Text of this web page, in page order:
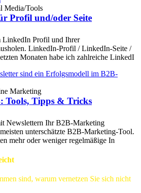
Media/Tools
Profil und/oder Seite
LinkedIn Profil und Ihrer
LinkedIn-Profil / LinkedIn-Seite /
Monaten habe ich zahlreiche LinkedI
Marketing
Tools, Tipps & Tricks
Newslettern Ihr B2B-Marketing
unterschätzte B2B-Marketing-Tool.
mehr oder weniger regelmäßige In
sind, warum vernetzen Sie sich nicht